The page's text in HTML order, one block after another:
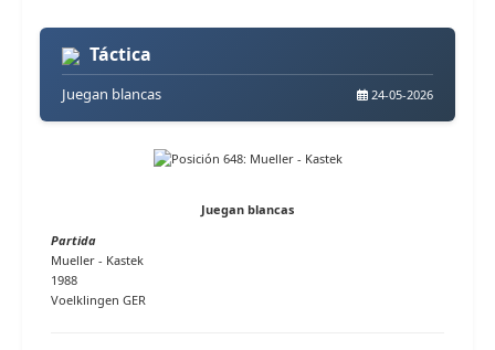
Táctica
Juegan blancas 24-05-2026
Juegan blancas
Partida
Mueller - Kastek
1988
Voelklingen GER